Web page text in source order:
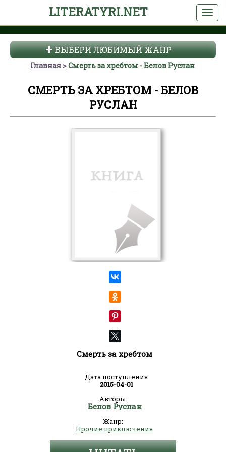
LITERATYRI.NET
ВЫБЕРИ ЛЮБИМЫЙ ЖАНР
Главная Смерть за хребтом - Белов Руслан
СМЕРТЬ ЗА ХРЕБТОМ - БЕЛОВ
РУСЛАН
Смерть за хребтом
Дата поступления
2015-04-01
Авторы:
Белов Руслан
Жанр:
Прочие приключения